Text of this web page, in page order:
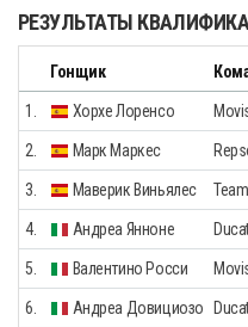
РЕЗУЛЬТАТЫ
Гонщик
1. Хорхе Лоренсо
2. Марк Маркес
3. Маверик Виньялес
4. Андреа Янноне
5. Валентино Росси
6. Андреа Довициозо